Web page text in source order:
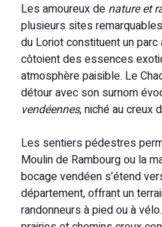
Les amoureux de nature et
plusieurs sites
du Loriot constituent un
côtoient des essences
atmosphère paisible. Le
détour avec son surnom
vendéennes, niché au creux
Les sentiers pédestres
Moulin de Rambourg ou la
bocage vendéen s’étend
département, offrant un
randonneurs à pied ou à